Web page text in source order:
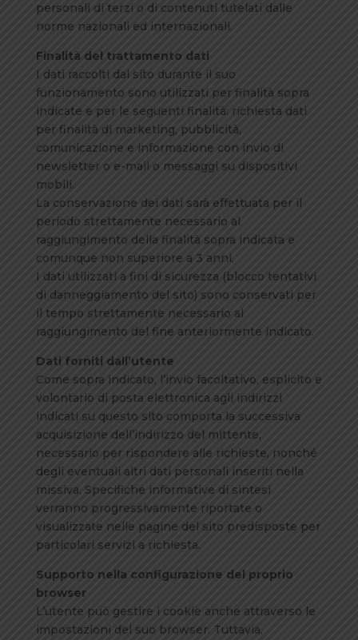
personali di terzi o di contenuti tutelati dalle
norme nazionali ed internazionali.
Finalità del trattamento dati
I dati raccolti dal sito durante il suo
funzionamento sono utilizzati per finalità sopra
indicate e per le seguenti finalità: richiesta dati
per finalità di marketing, pubblicità,
comunicazione e informazione con invio di
newsletter o e-mail o messaggi su dispositivi
mobili.
La conservazione dei dati sarà effettuata per il
periodo strettamente necessario al
raggiungimento della finalità sopra indicata e
comunque non superiore a 3 anni.
I dati utilizzati a fini di sicurezza (blocco tentativi
di danneggiamento del sito) sono conservati per
il tempo strettamente necessario al
raggiungimento del fine anteriormente indicato.
Dati forniti dall’utente
Come sopra indicato, l’invio facoltativo, esplicito e
volontario di posta elettronica agli indirizzi
indicati su questo sito comporta la successiva
acquisizione dell’indirizzo del mittente,
necessario per rispondere alle richieste, nonché
degli eventuali altri dati personali inseriti nella
missiva. Specifiche informative di sintesi
verranno progressivamente riportate o
visualizzate nelle pagine del sito predisposte per
particolari servizi a richiesta.
Supporto nella configurazione del proprio
browser
L’utente può gestire i cookie anche attraverso le
impostazioni del suo browser. Tuttavia,